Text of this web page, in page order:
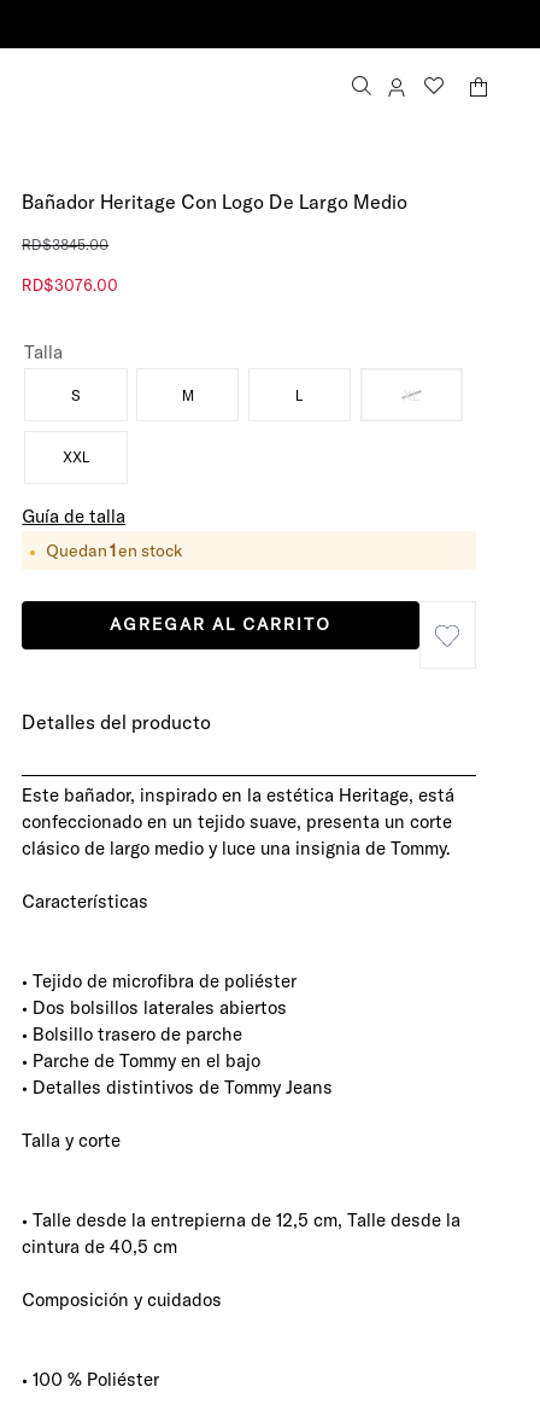
Bañador Heritage Con Logo De Largo Medio
RD$3845.00
RD$3076.00
Talla
S M L XL
XXL
Guía de talla
Quedan1en stock
AGREGAR AL CARRITO
Detalles del producto
Este bañador, inspirado en la estética Heritage, está
confeccionado en un tejido suave, presenta un corte
clásico de largo medio y luce una insignia de Tommy.
Características
• Tejido de microfibra de poliéster
• Dos bolsillos laterales abiertos
• Bolsillo trasero de parche
• Parche de Tommy en el bajo
• Detalles distintivos de Tommy Jeans
Talla y corte
• Talle desde la entrepierna de 12,5 cm, Talle desde la
cintura de 40,5 cm
Composición y cuidados
• 100 % Poliéster